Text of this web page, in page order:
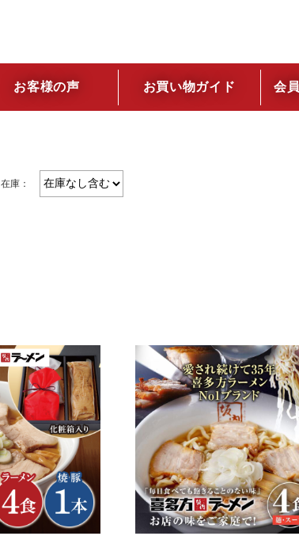
お客様の声 お買い物ガイド 会
在庫：